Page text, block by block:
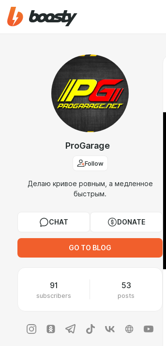
ProGarage
Follow
Делаю кривое ровным, а медленное
быстрым.
CHAT DONATE
GO TO BLOG
91
subscribers
53
posts